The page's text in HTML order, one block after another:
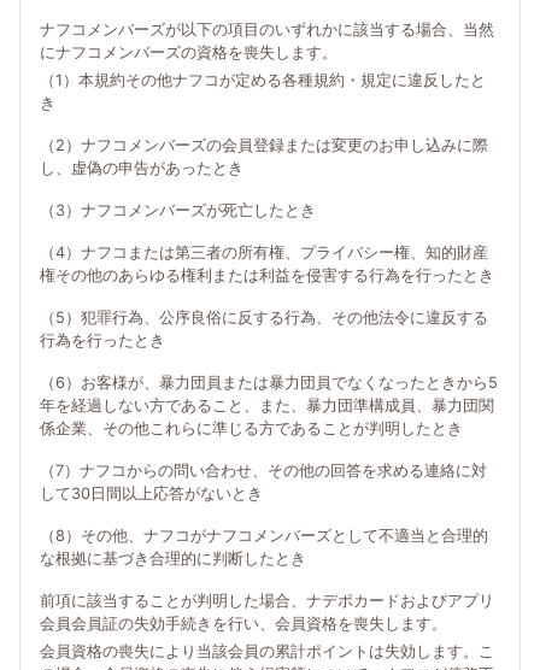
ナフコメンバーズが以下の項目のいずれかに該当する場合、当然
にナフコメンバーズの資格を喪失します。
（1）本規約その他ナフコが定める各種規約・規定に違反したと
き
（2）ナフコメンバーズの会員登録または変更のお申し込みに際
し、虚偽の申告があったとき
（3）ナフコメンバーズが死亡したとき
（4）ナフコまたは第三者の所有権、プライバシー権、知的財産
権その他のあらゆる権利または利益を侵害する行為を行ったとき
（5）犯罪行為、公序良俗に反する行為、その他法令に違反する
行為を行ったとき
（6）お客様が、暴力団員または暴力団員でなくなったときから5
年を経過しない方であること、また、暴力団準構成員、暴力団関
係企業、その他これらに準じる方であることが判明したとき
（7）ナフコからの問い合わせ、その他の回答を求める連絡に対
して30日間以上応答がないとき
（8）その他、ナフコがナフコメンバーズとして不適当と合理的
な根拠に基づき合理的に判断したとき
前項に該当することが判明した場合、ナデポカードおよびアプリ
会員会員証の失効手続きを行い、会員資格を喪失します。
会員資格の喪失により当該会員の累計ポイントは失効します。こ